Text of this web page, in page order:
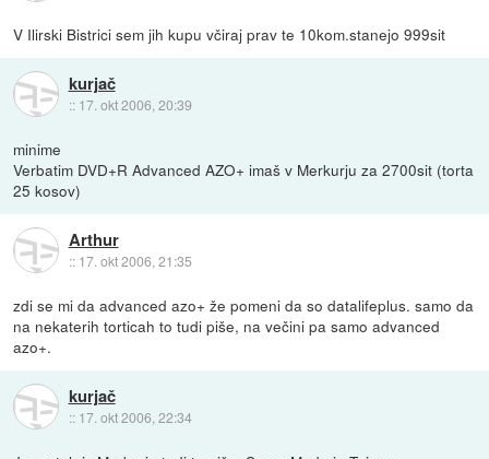
V Ilirski Bistrici sem jih kupu včiraj prav te 10kom.stanejo 999sit
kurjač
:: 17. okt 2006, 20:39
minime
Verbatim DVD+R Advanced AZO+ imaš v Merkurju za 2700sit (torta
25 kosov)
Arthur
:: 17. okt 2006, 21:35
zdi se mi da advanced azo+ že pomeni da so datalifeplus. samo da
na nekaterih torticah to tudi piše, na večini pa samo advanced
azo+.
kurjač
:: 17. okt 2006, 22:34